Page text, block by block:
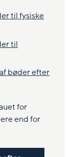
til fysiske
til
bøder efter
for
end for